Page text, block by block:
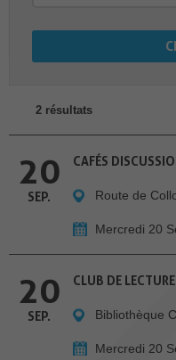
2 résultats
20
SEP.
CAFÉS
Route de
Mercredi 20
20
SEP.
CLUB DE LECTURE
Bibliothèque
Mercredi 20